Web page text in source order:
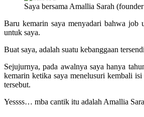
Saya bersama Amallia Sarah
Baru kemarin saya menyadari bahwa job
untuk saya.
Buat saya, adalah suatu kebanggaan
Sejujurnya, pada awalnya saya hanya
kemarin ketika saya menelusuri kembali
tersebut.
Yessss… mba cantik itu adalah Amallia